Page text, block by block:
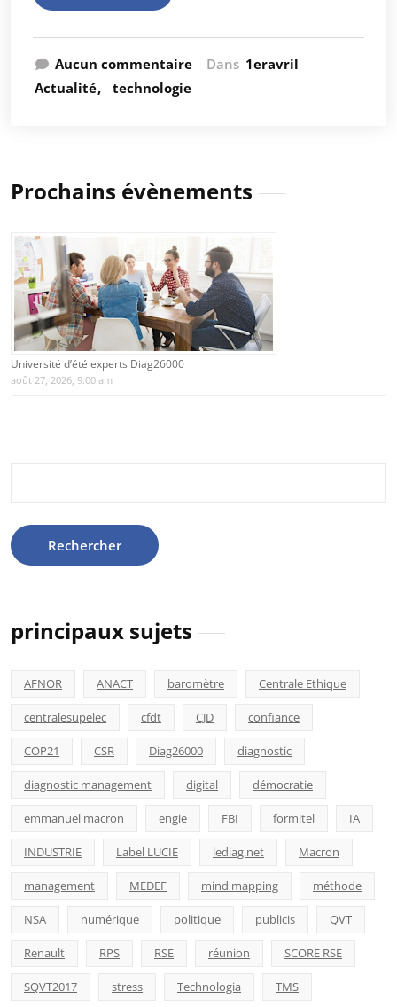
Aucun commentaire Dans 1eravril
Actualité
technologie
Prochains évènements
Université d’été experts Diag26000
août 27, 2026, 9:00 am
principaux sujets
AFNOR ANACT baromètre Centrale Ethique
centralesupelec cfdt CJD confiance
COP21 CSR Diag26000 diagnostic
diagnostic management digital démocratie
emmanuel macron engie FBI formitel IA
INDUSTRIE Label LUCIE lediag.net Macron
management MEDEF mind mapping méthode
NSA numérique politique publicis QVT
Renault RPS RSE réunion SCORE RSE
SQVT2017 stress Technologia TMS